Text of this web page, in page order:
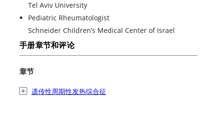
Tel Aviv University
Pediatric Rheumatologist
Schneider Children’s Medical Center of Israel
手册章节和评论
章节
遗传性周期性发热综合征